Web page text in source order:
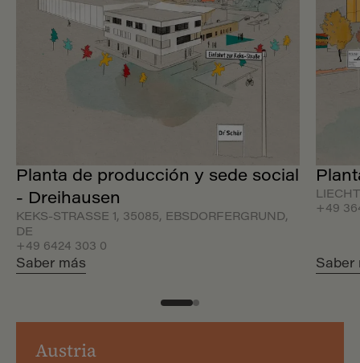
Planta de producción y sede social
- Dreihausen
KEKS-STRASSE 1, 35085, EBSDORFERGRUND, D
E
+49 6424 303 0
Saber más
+49
Saber
Austria